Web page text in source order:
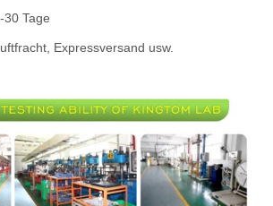
Tage
Expressversand usw.